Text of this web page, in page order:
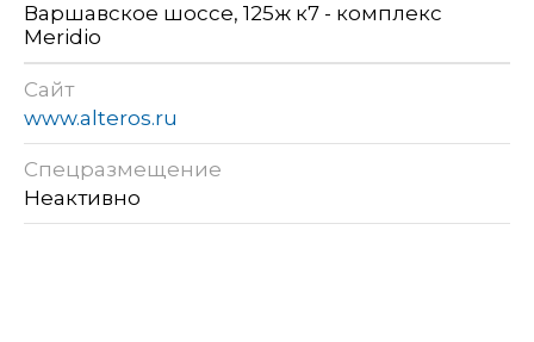
Варшавское шоссе, 125ж к7 - комплекс
Meridio
Сайт
www.alteros.ru
Спецразмещение
Неактивно